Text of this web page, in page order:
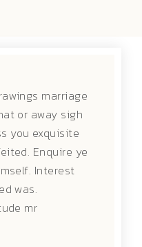
marriage
or away sigh
you exquisite
Enquire ye
Interest
was.
mr